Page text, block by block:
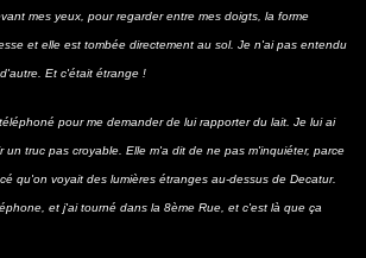
mes yeux, pour regarder entre mes doigts, la forme
et elle est tombée directement au sol. Je n'ai pas entendu
Et c'était étrange !
pour me demander de lui rapporter du lait. Je lui ai
un truc pas croyable. Elle m'a dit de ne pas m'inquiéter, parce
qu'on voyait des lumières étranges au-dessus de Decatur.
et j'ai tourné dans la 8ème Rue, et c'est là que ça